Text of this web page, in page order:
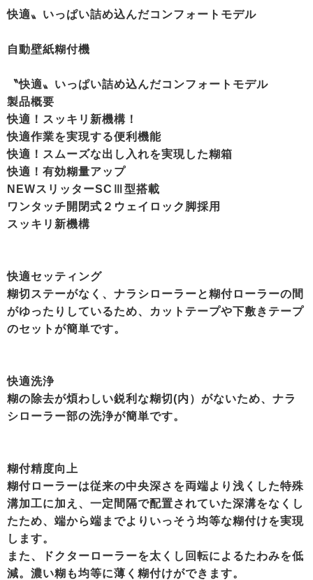
快適〟いっぱい詰め込んだコンフォートモデル
自動壁紙糊付機
〝快適〟いっぱい詰め込んだコンフォートモデル
製品概要
快適！スッキリ新機構！
快適作業を実現する便利機能
快適！スムーズな出し入れを実現した糊箱
快適！有効糊量アップ
NEWスリッターSCⅢ型搭載
ワンタッチ開閉式２ウェイロック脚採用
スッキリ新機構
快適セッティング
糊切ステーがなく、ナラシローラーと糊付ローラーの間
がゆったりしているため、カットテープや下敷きテープ
のセットが簡単です。
快適洗浄
糊の除去が煩わしい鋭利な糊切(内）がないため、ナラ
シローラー部の洗浄が簡単です。
糊付精度向上
糊付ローラーは従来の中央深さを両端より浅くした特殊
溝加工に加え、一定間隔で配置されていた深溝をなくし
たため、端から端までよりいっそう均等な糊付けを実現
します。
また、ドクターローラーを太くし回転によるたわみを低
減。濃い糊も均等に薄く糊付けができます。